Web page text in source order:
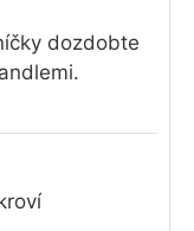
dozdobte